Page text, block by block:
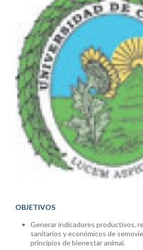
OBJETIVOS
Generar indicadores productivos,
sanitarios y económicos de
principios de bienestar animal.